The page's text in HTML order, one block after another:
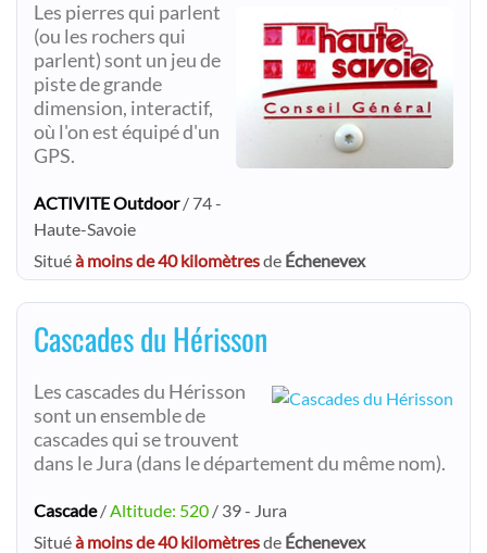
Les pierres qui parlent
(ou les rochers qui
parlent) sont un jeu de
piste de grande
dimension, interactif,
où l'on est équipé d'un
GPS.
ACTIVITE Outdoor/ 74 -
Haute-Savoie
Situéà moins de 40 kilomètresde Échenevex
Cascades du Hérisson
Les cascades du Hérisson
sont un ensemble de
cascades qui se trouvent
dans le Jura (dans le département du même nom).
Cascade/Altitude: 520 / 39 - Jura
Situéà moins de 40 kilomètresde Échenevex